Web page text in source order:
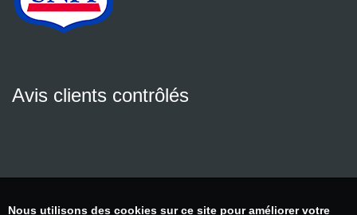
Avis clients contrôlés
Nous utilisons des cookies sur ce site pour améliorer votre